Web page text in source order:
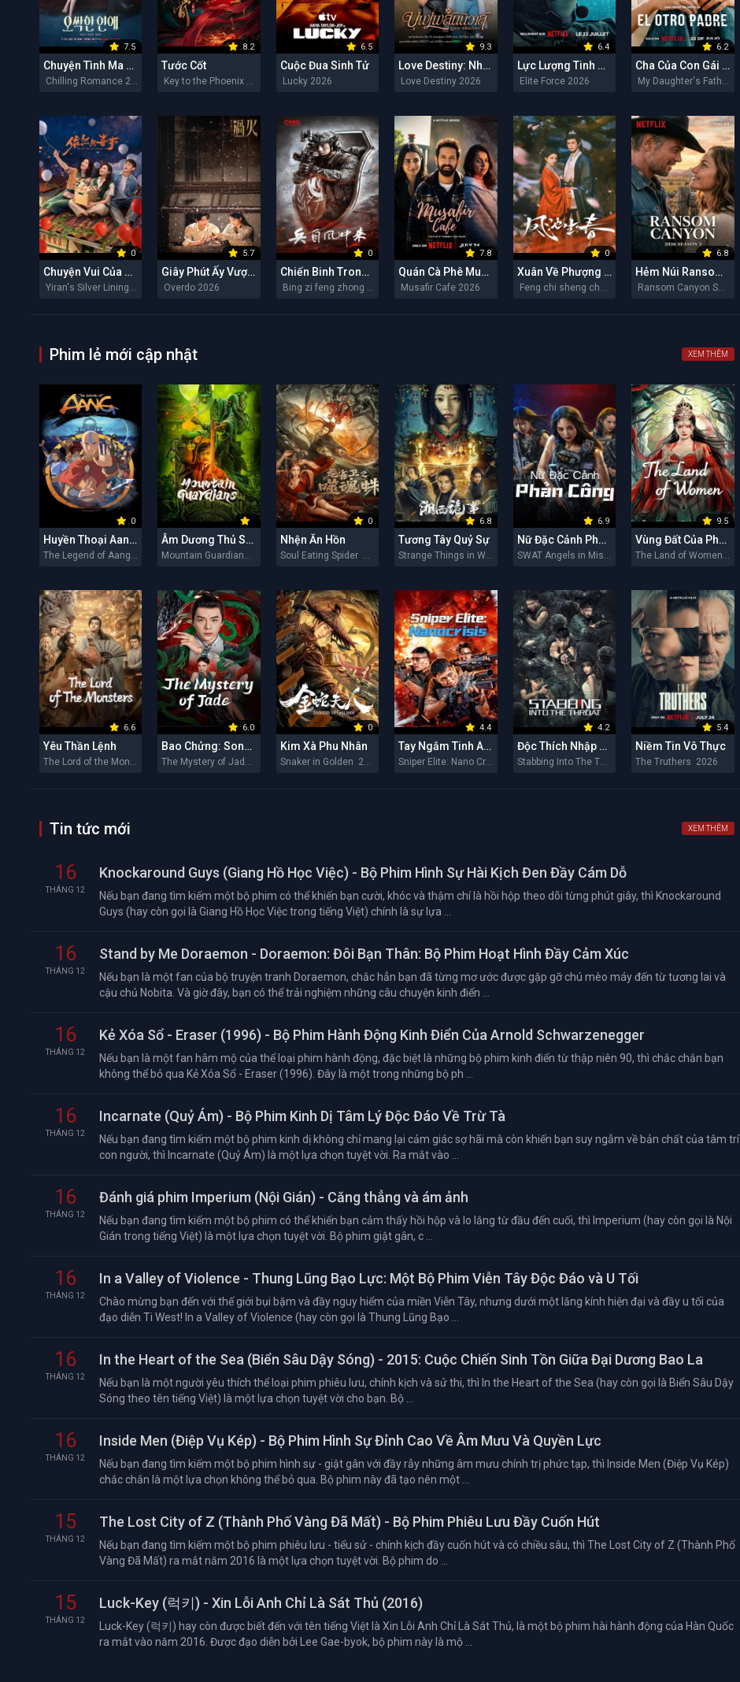
7.5
Chuyện Tình Ma Quái
Chilling Romance 2026
8.2
Tước Cốt
Key to the Phoenix Heart 2026
6.5
Cuộc Đua Sinh Tử
Lucky 2026
9.3
Love Destiny: Nhân Duyên Tiền Định
Love Destiny 2026
6.4
Lực Lượng Tinh Nhuệ
Elite Force 2026
6.2
Cha Của Con Gái Tôi
My Daughter's Father 2026
0
Chuyện Vui Của Y Nhiên
5.7
Giây Phút Ấy Vượt Giới Hạn
Overdo 2026
0
Chiến Binh Trong Gió
7.8
Quán Cà Phê Musafir
Musafir Cafe 2026
0
Xuân Về Phượng Trì
6.8
Hẻm Núi Ransom (Mùa 2)
Phim lẻ mới cập nhật XEM THÊM
0
Huyền Thoại Aang: Tiết Khí Sư Cuối Cùng
The Legend of Aang: The Last Airbender 2026
Âm Dương Thủ Sơn Nhân
Mountain Guardians 2026
0
Nhện Ăn Hồn
Soul Eating Spider 2026
6.8
Tương Tây Quỷ Sự
Strange Things in Western Hunan 2026
6.9
Nữ Đặc Cảnh Phản Công
SWAT Angels in Mission 2026
9.5
Vùng Đất Của Phụ Nữ
The Land of Women 2026
6.6
Yêu Thần Lệnh
The Lord of the Monsters 2026
6.0
Bao Chửng: Song Ngư Quỷ Sự
The Mystery of Jade 2026
0
Kim Xà Phu Nhân
Snaker in Golden 2026
4.4
Tay Ngắm Tinh Anh: Nguy Cơ Nano
Sniper Elite: Nano Crisis 2026
4.2
Độc Thích Nhập Hầu
Stabbing Into The Throat 2026
5.4
Niềm Tin Vô Thực
The Truthers 2026
Tin tức mới XEM THÊM
16
THÁNG 12
Knockaround Guys (Giang Hồ Học Việc) - Bộ Phim Hình Sự Hài Kịch Đen Đầy Cám Dỗ
Nếu bạn đang tìm kiếm một bộ phim có thể khiến bạn cười, khóc và thậm chí là hồi hộp theo dõi từng phút giây, thì Knockaround
Guys (hay còn gọi là Giang Hồ Học Việc trong tiếng Việt) chính là sự lựa ...
16
THÁNG 12
Stand by Me Doraemon - Doraemon: Đôi Bạn Thân: Bộ Phim Hoạt Hình Đầy Cảm Xúc
Nếu bạn là một fan của bộ truyện tranh Doraemon, chắc hẳn bạn đã từng mơ ước được gặp gỡ chú mèo máy đến từ tương lai và
cậu chủ Nobita. Và giờ đây, bạn có thể trải nghiệm những câu chuyện kinh điển ...
16
THÁNG 12
Kẻ Xóa Sổ - Eraser (1996) - Bộ Phim Hành Động Kinh Điển Của Arnold Schwarzenegger
Nếu bạn là một fan hâm mộ của thể loại phim hành động, đặc biệt là những bộ phim kinh điển từ thập niên 90, thì chắc chắn bạn
không thể bỏ qua Kẻ Xóa Sổ - Eraser (1996). Đây là một trong những bộ ph ...
16
THÁNG 12
Incarnate (Quỷ Ám) - Bộ Phim Kinh Dị Tâm Lý Độc Đáo Về Trừ Tà
Nếu bạn đang tìm kiếm một bộ phim kinh dị không chỉ mang lại cảm giác sợ hãi mà còn khiến bạn suy ngẫm về bản chất của tâm trí
con người, thì Incarnate (Quỷ Ám) là một lựa chọn tuyệt vời. Ra mắt vào ...
16
THÁNG 12
Đánh giá phim Imperium (Nội Gián) - Căng thẳng và ám ảnh
Nếu bạn đang tìm kiếm một bộ phim có thể khiến bạn cảm thấy hồi hộp và lo lắng từ đầu đến cuối, thì Imperium (hay còn gọi là Nội
Gián trong tiếng Việt) là một lựa chọn tuyệt vời. Bộ phim giật gân, c ...
16
THÁNG 12
In a Valley of Violence - Thung Lũng Bạo Lực: Một Bộ Phim Viễn Tây Độc Đáo và U Tối
Chào mừng bạn đến với thế giới bụi bặm và đầy nguy hiểm của miền Viễn Tây, nhưng dưới một lăng kính hiện đại và đầy u tối của
đạo diễn Ti West! In a Valley of Violence (hay còn gọi là Thung Lũng Bạo ...
16
THÁNG 12
In the Heart of the Sea (Biển Sâu Dậy Sóng) - 2015: Cuộc Chiến Sinh Tồn Giữa Đại Dương Bao La
Nếu bạn là một người yêu thích thể loại phim phiêu lưu, chính kịch và sử thi, thì In the Heart of the Sea (hay còn gọi là Biển Sâu Dậy
Sóng theo tên tiếng Việt) là một lựa chọn tuyệt vời cho bạn. Bộ ...
16
THÁNG 12
Inside Men (Điệp Vụ Kép) - Bộ Phim Hình Sự Đỉnh Cao Về Âm Mưu Và Quyền Lực
Nếu bạn đang tìm kiếm một bộ phim hình sự - giật gân với đầy rẫy những âm mưu chính trị phức tạp, thì Inside Men (Điệp Vụ Kép)
chắc chắn là một lựa chọn không thể bỏ qua. Bộ phim này đã tạo nên một ...
15
THÁNG 12
The Lost City of Z (Thành Phố Vàng Đã Mất) - Bộ Phim Phiêu Lưu Đầy Cuốn Hút
Nếu bạn đang tìm kiếm một bộ phim phiêu lưu - tiểu sử - chính kịch đầy cuốn hút và có chiều sâu, thì The Lost City of Z (Thành Phố
Vàng Đã Mất) ra mắt năm 2016 là một lựa chọn tuyệt vời. Bộ phim do ...
15
THÁNG 12
Luck-Key (럭키) - Xin Lỗi Anh Chỉ Là Sát Thủ (2016)
Luck-Key (럭키) hay còn được biết đến với tên tiếng Việt là Xin Lỗi Anh Chỉ Là Sát Thủ, là một bộ phim hài hành động của Hàn Quốc
ra mắt vào năm 2016. Được đạo diễn bởi Lee Gae-byok, bộ phim này là mộ ...